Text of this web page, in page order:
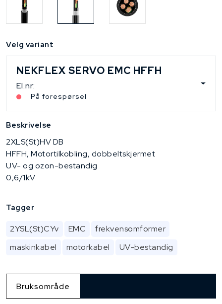
Velg variant
NEKFLEX SERVO EMC HFFH
El.nr:
På forespørsel
Beskrivelse
2XLS(St)HV DB
HFFH, Motortilkobling, dobbeltskjermet
UV- og ozon-bestandig
0,6/1kV
Tagger
2YSL(St)CYv EMC
frekvensomformer
maskinkabel
motorkabel UV-bestandig
Bruksområde